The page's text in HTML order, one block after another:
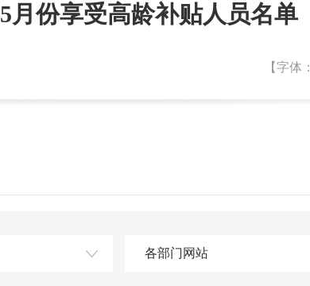
月份享受高龄补贴人员名单
【字体：
各部门网站